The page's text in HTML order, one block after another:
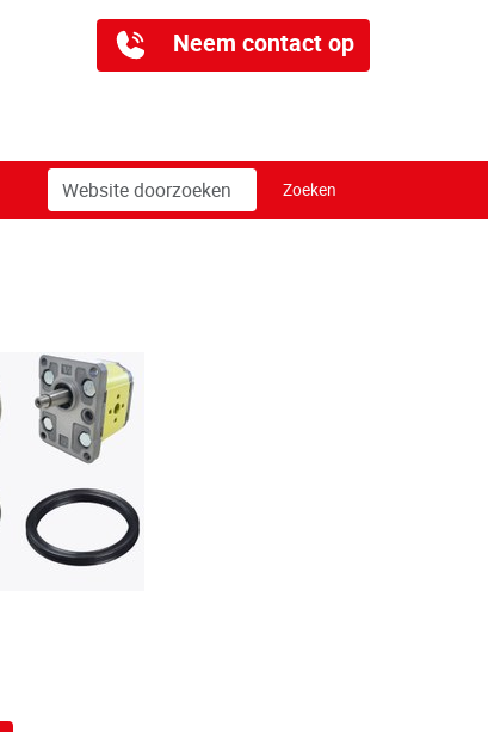
Neem contact op
Zoek Zoeken
Geavanceerd
zoeken...